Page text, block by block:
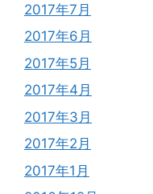
2017年7月
2017年6月
2017年5月
2017年4月
2017年3月
2017年2月
2017年1月